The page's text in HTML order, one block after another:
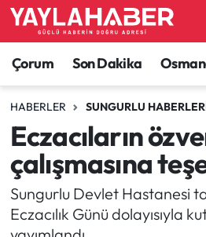
Çorum Son Dakika
HABERLER SUNGURLU
Eczacıların
çalışmasına
Sungurlu Devlet Hastanesi
Eczacılık Günü dolayısıyla
Alaca Haberleri
Bayat Haberleri
Bilgi - Keşfet Haberleri
Bilim ve Teknoloji
Boğazkale Haberleri
Çorum Nöbetçi Eczaneler
Çorum Hava Durumu
Çorum Namaz Vakitleri
Çorum Trafik Yoğunluk
TFF 1.Lig Puan Durumu ve